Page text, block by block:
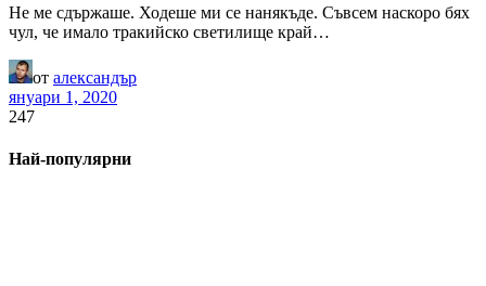
Не ме сдържаше. Ходеше ми се нанякъде. Съвсем наскоро бях
чул, че имало тракийско светилище край…
от александър
януари 1, 2020
247
Най-популярни